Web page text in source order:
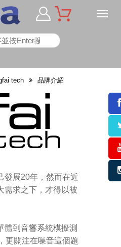
tech 品牌介紹
發展20年，然而在近
需求之下，才得以被
體到音響系統模擬測
更關注在噪音這個題